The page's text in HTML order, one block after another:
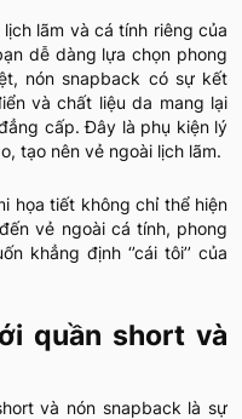
lãm và cá tính riêng của
dễ dàng lựa chọn phong
nón snapback có sự kết
và chất liệu da mang lại
cấp. Đây là phụ kiện lý
tạo nên vẻ ngoài lịch lãm.
họa tiết không chỉ thể hiện
vẻ ngoài cá tính, phong
khẳng định ‘’cái tôi’’ của
quần short và
và nón snapback là sự